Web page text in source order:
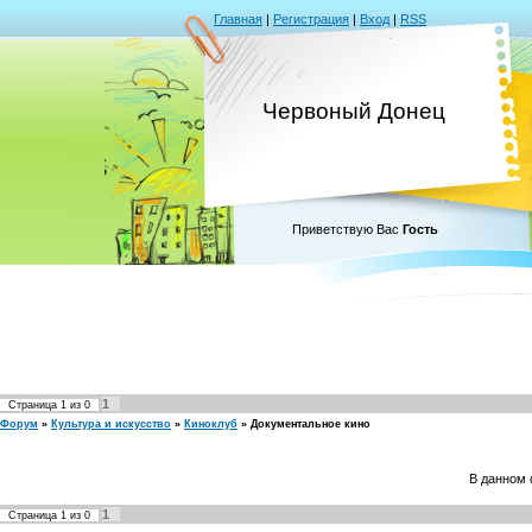
Главная | Регистрация | Вход | RSS
Червоный Донец
Приветствую Вас Гость
Страница 1 из 0 1
Форум » Культура и искусство » Киноклуб » Документальное кино
В данном
Страница 1 из 0 1